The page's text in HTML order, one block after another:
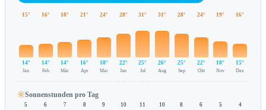
15°
14°
Jan
16°
14°
Feb
18°
14°
Mär
21°
16°
Apr
24°
18°
Mai
28°
22°
Jun
31°
25°
Jul
31°
26°
Aug
28°
25°
Sep
24°
22°
Okt
19°
18°
Nov
16°
15°
Dez
Sonnenstunden pro Tag
5 6 7 8 9 10 11 10 8 6 5 4